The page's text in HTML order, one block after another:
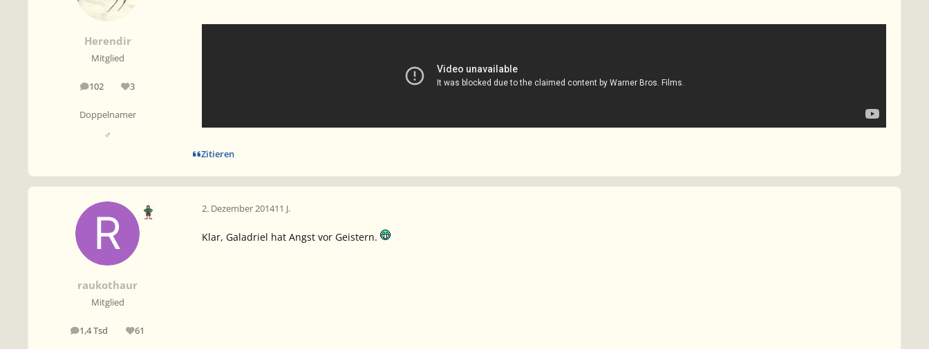
Herendir
Mitglied
102
Beiträge 3
Reputation
Doppelnamer
♂
Zitieren
raukothaur
Mitglied
1,4 Tsd
Beiträge 61
Reputation
2. Dezember 201411 J.
Klar, Galadriel hat Angst vor Geistern.